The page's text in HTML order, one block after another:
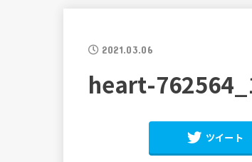
2021.03.06
heart-
ツイート